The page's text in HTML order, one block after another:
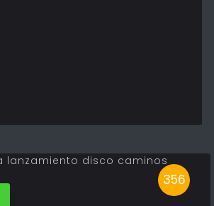
356